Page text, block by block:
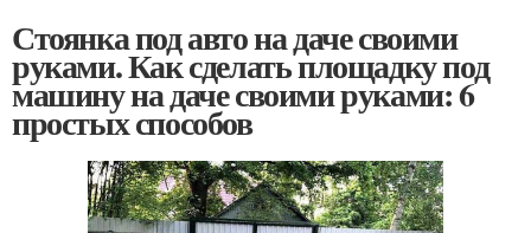
Стоянка под авто на даче своими
руками. Как сделать площадку под
машину на даче своими руками: 6
простых способов